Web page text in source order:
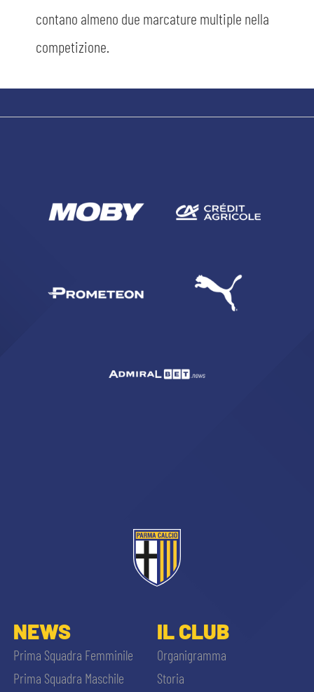
contano almeno due marcature multiple nella
competizione.
NEWS
Prima Squadra Femminile
Prima Squadra Maschile
IL CLUB
Organigramma
Storia